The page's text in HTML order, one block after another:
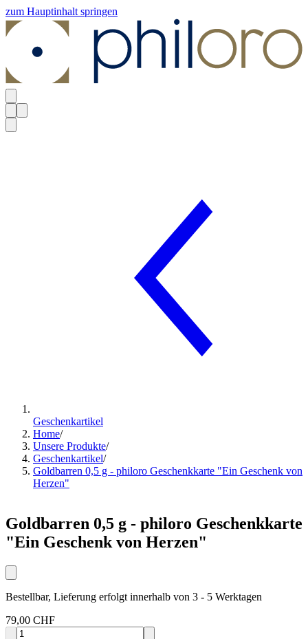
zum Hauptinhalt springen
Geschenkartikel
Home/
Unsere Produkte/
Geschenkartikel/
Goldbarren 0,5 g - philoro Geschenkkarte "Ein Geschenk von
Herzen"
Goldbarren 0,5 g - philoro Geschenkkarte
"Ein Geschenk von Herzen"
Bestellbar, Lieferung erfolgt innerhalb von 3 - 5 Werktagen
79,00 CHF